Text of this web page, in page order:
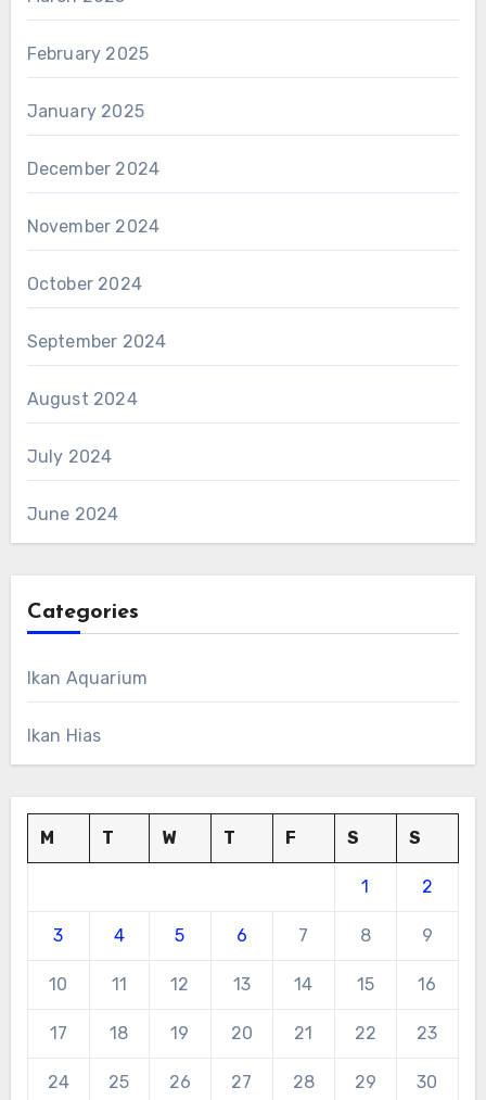
February 2025
January 2025
December 2024
November 2024
October 2024
September 2024
August 2024
July 2024
June 2024
Categories
Ikan Aquarium
Ikan Hias
M T W T F S S
1 2
3 4 5 6 7 8 9
10 11 12 13 14 15 16
17 18 19 20 21 22 23
24 25 26 27 28 29 30